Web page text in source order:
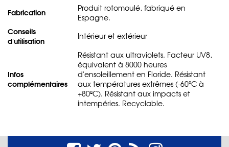
Fabrication
Produit rotomoulé, fabriqué en
Espagne.
Conseils
d'utilisation
Intérieur et extérieur
Infos
complémentaires
Résistant aux ultraviolets. Facteur UV8,
équivalent à 8000 heures
d'ensoleillement en Floride. Résistant
aux températures extrêmes (-60ºC à
+80ºC). Résistant aux impacts et
intempéries. Recyclable.